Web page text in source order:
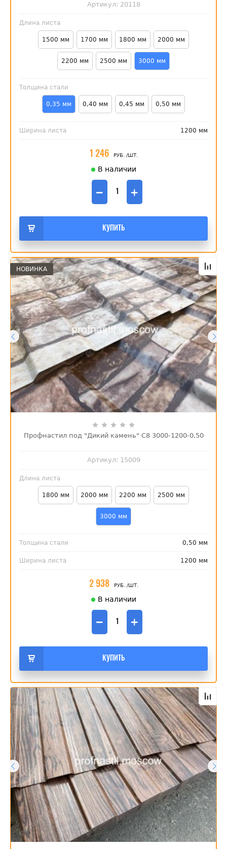
Артикул: 20118
Длина листа
1500 мм 1700 мм 1800 мм 2000 мм
2200 мм 2500 мм 3000 мм
Толщина стали
0,35 мм 0,40 мм 0,45 мм 0,50 мм
Ширина листа 1200 мм
1 246 РУБ. /ШТ.
В наличии
− +
КУПИТЬ
НОВИНКА
Профнастил под "Дикий камень" С8 3000-1200-0,50
Артикул: 15009
Длина листа
1800 мм 2000 мм 2200 мм 2500 мм
3000 мм
Толщина стали 0,50 мм
Ширина листа 1200 мм
2 938 РУБ. /ШТ.
В наличии
− +
КУПИТЬ